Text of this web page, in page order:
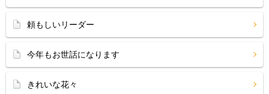
頼もしいリーダー
今年もお世話になります
きれいな花々